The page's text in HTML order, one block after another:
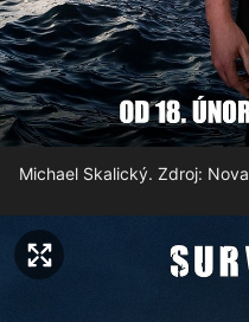
Michael Skalický. Zdroj: Nova